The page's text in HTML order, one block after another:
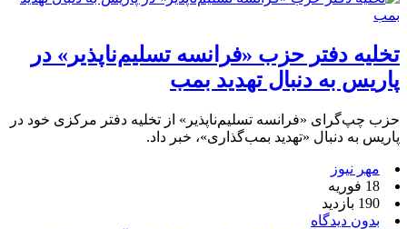
تخلیه دفتر حزب «فرانسه تسلیم‌ناپذیر» در
پاریس به دنبال تهدید بمب
حزب چپ‌گرای «فرانسه تسلیم‌ناپذیر» از تخلیه دفتر مرکزی خود در
پاریس به دنبال «تهدید بمب‌گذاری»، خبر داد.
مهر نیوز
18 فوریه
190 بازدید
بدون دیدگاه